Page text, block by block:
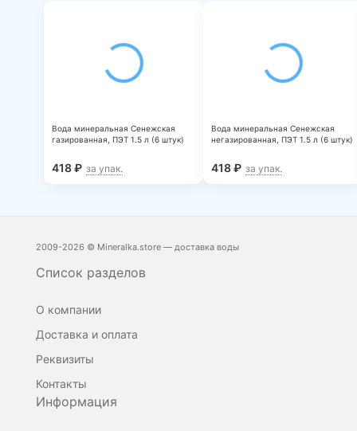
Вода минеральная Сенежская
газированная, ПЭТ 1.5 л (6 штук)
418₽ за упак.
Вода минеральная Сенежская
негазированная, ПЭТ 1.5 л (6 штук)
418₽ за упак.
2009-2026 © Mineralka.store — доставка воды
Список разделов
О компании
Доставка и оплата
Реквизиты
Контакты
Информация